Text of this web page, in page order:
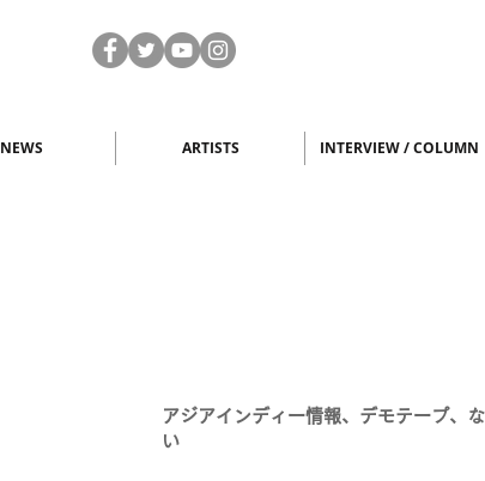
NEWS ARTISTS INTERVIEW / COLUMN
アジアインディー情報、デモテープ、
い